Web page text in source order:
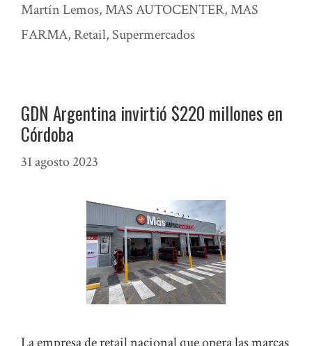
Martín Lemos,MAS AUTOCENTER,MAS
FARMA, Retail, Supermercados
GDN Argentina invirtió $220 millones en
Córdoba
31 agosto 2023